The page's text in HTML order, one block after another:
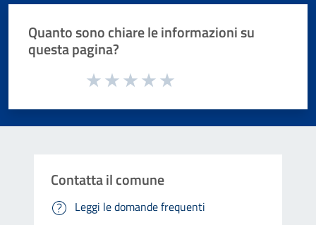
Quanto sono chiare le informazioni su
questa pagina?
Valuta da 1 a 5 stelle la pagina
Contatta il comune
Leggi le domande frequenti